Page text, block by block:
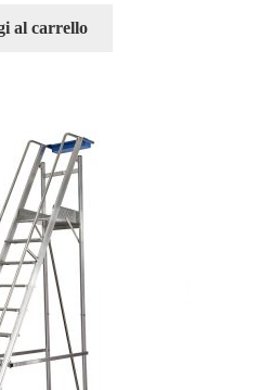
al carrello